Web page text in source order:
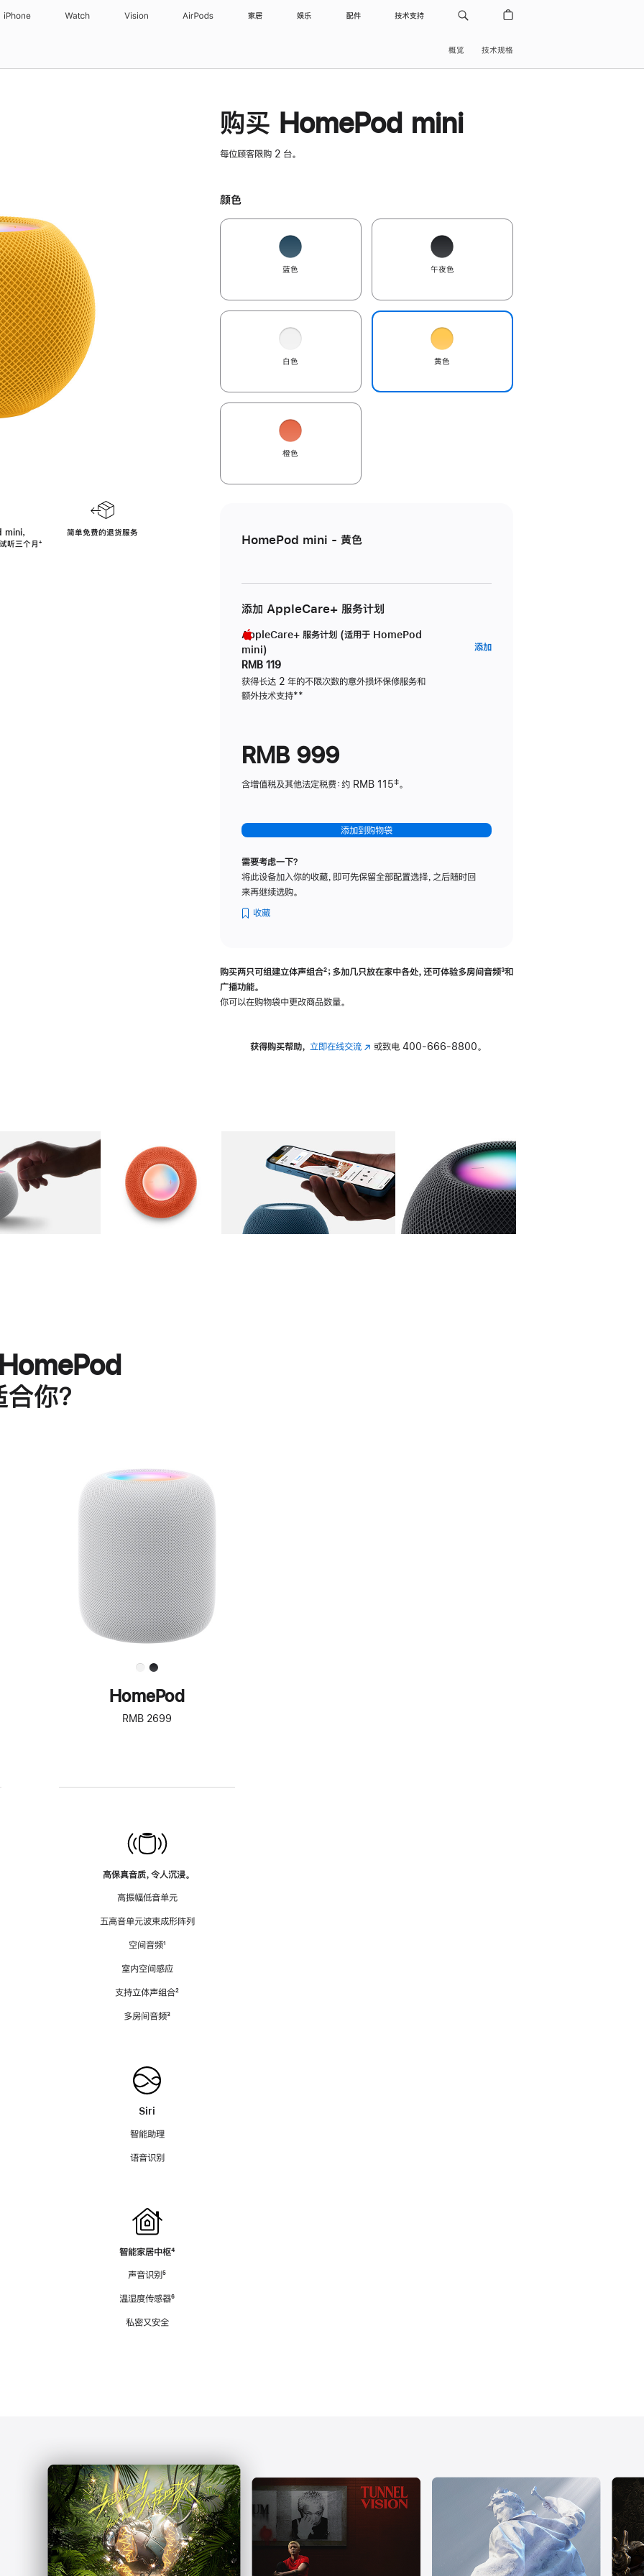
iPhone Watch Vision AirPods 家居 娱乐 配件 技术支持
概览 技术规格
，
听三个月脚
⁺
简单免费的退货服务
购买 HomePod mini
每位顾客限购 2 台。
颜色
蓝色 午夜色
白色 黄色
橙色
HomePod mini - 黄色
添加 AppleCare+ 服务计划
AppleCare+ 服务计划 (适用于 HomePod
mini)
RMB 119
获得长达 2 年的不限次数的意外损坏保修服务和
额外技术支持脚
**
添加AppleCare+
RMB 999
含增值税及其他法定税费：约 RMB 115‡。
添加到购物袋
需要考虑一下？
将此设备加入你的收藏，即可先保留全部配置选择，之后随时回
来再继续选购。
收藏
购买两只可组建立体声组合脚
²；多加几只放在家中各处，还可体验多‍房‍间音频脚
³和
广播功能。
你可以在购物袋中更改商品数量。
获得购买帮助， 立即在线交流(在 或致电 400-666-8800。
图库 图像 图库 图像 图库 图像 4 图库 图像 5
你？
进
一
步
了
解
HomePod<
HomePod
RMB 2699
高保真音质，令人沉浸。
高振幅低音单元
五高音单元波束成形阵列
空间音频脚
¹
室内空间感应
支持立体声组合脚
²
多房间音频脚
³
Siri
智能助理
语音识别
智能家居中枢脚
⁴
声音识别脚
⁵
温湿度传感器脚
⁶
私密又安全